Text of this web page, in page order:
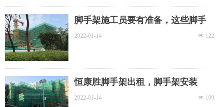
脚手架施工员要有准备，这些脚手
架安全措施早了解
넶 122
2022-01-14
恒康胜脚手架出租，脚手架安装
넶 109
2022-01-14